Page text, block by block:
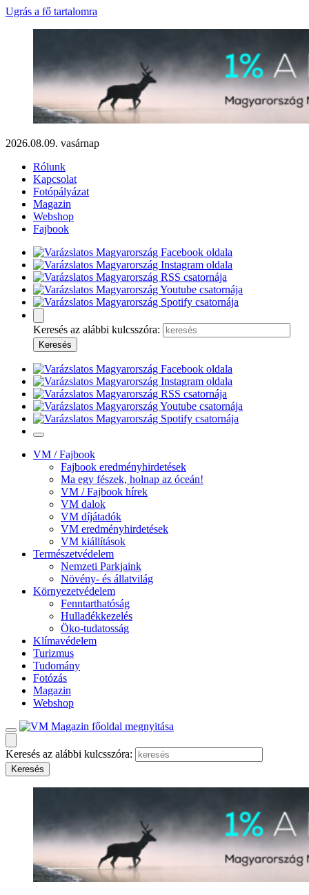
Ugrás a fő tartalomra
2026.08.09. vasárnap
Rólunk
Kapcsolat
Fotópályázat
Magazin
Webshop
Fajbook
Keresés az alábbi kulcsszóra:
VM / Fajbook
Fajbook eredményhirdetések
Ma egy fészek, holnap az óceán!
VM / Fajbook hírek
VM dalok
VM díjátadók
VM eredményhirdetések
VM kiállítások
Természetvédelem
Nemzeti Parkjaink
Növény- és állatvilág
Környezetvédelem
Fenntarthatóság
Hulladékkezelés
Öko-tudatosság
Klímavédelem
Turizmus
Tudomány
Fotózás
Magazin
Webshop
Keresés az alábbi kulcsszóra: